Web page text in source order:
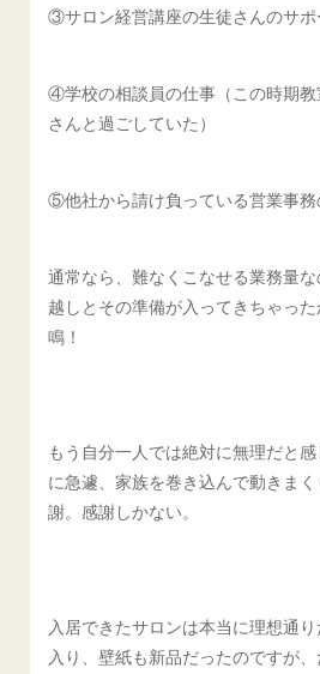
③サロン経営講座の生徒さんのサポ
④学校の相談員の仕事（この時期
さんと過ごしていた）
⑤他社から請け負っている営業事
通常なら、難なくこなせる業務量
越しとその準備が入ってきちゃっ
鳴！
もう自分一人では絶対に無理だと
に急遽、家族を巻き込んで動きま
謝。感謝しかない。
入居できたサロンは本当に理想通
入り、壁紙も新品だったのですが